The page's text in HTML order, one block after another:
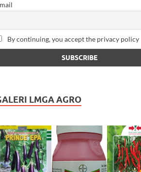
By continuing, you accept the privacy policy
LMGA AGRO